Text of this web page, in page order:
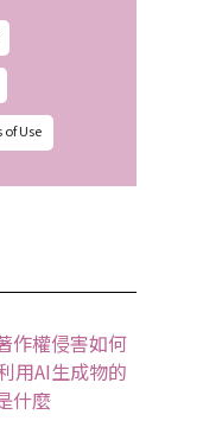
of Use
作權侵害如何
用AI生成物的
什麼